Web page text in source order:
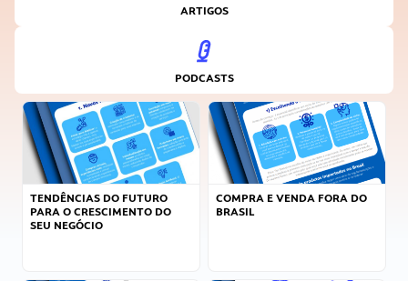
ARTIGOS
PODCASTS
TENDÊNCIAS DO FUTURO
PARA O CRESCIMENTO DO
SEU NEGÓCIO
COMPRA E VENDA FORA DO
BRASIL